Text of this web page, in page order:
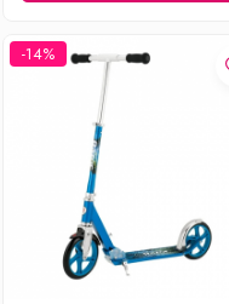
Aparate de călcat cu aburi
Fiare de călcat
-14%